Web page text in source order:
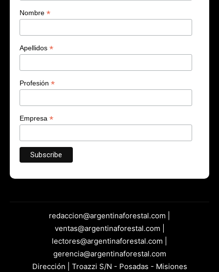
Nombre *
Apellidos *
Profesión *
Empresa *
redaccion@argentinaforestal.com |
ventas@argentinaforestal.com |
lectores@argentinaforestal.com |
gerencia@argentinaforestal.com
Dirección | Troazzi S/N - Posadas - Misiones